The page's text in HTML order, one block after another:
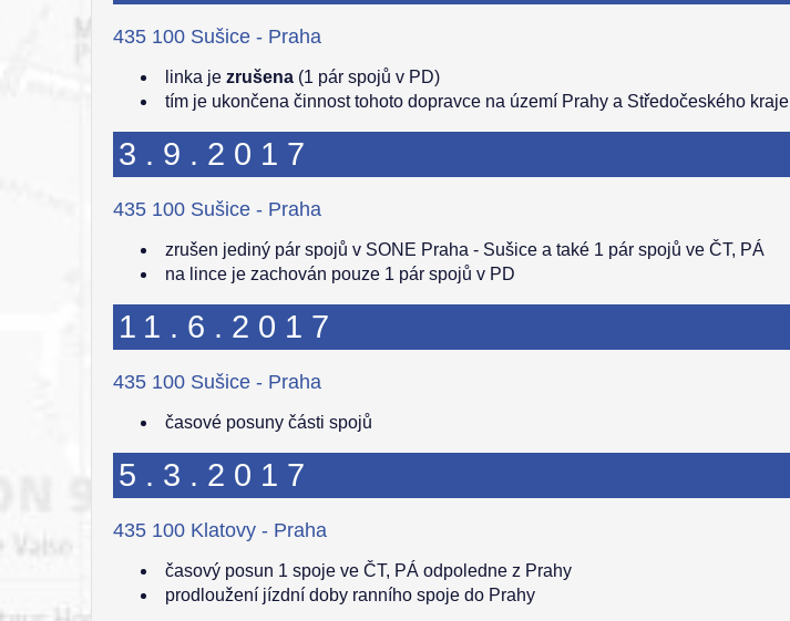
435 100 Sušice - Praha
linka jezrušena (1 pár spojů v PD)
tím je ukončena činnost tohoto dopravce na území Prahy a Středočeského kraje
3.9.2017
435 100 Sušice - Praha
zrušen jediný pár spojů v SONE Praha - Sušice a také 1 pár spojů ve ČT, PÁ
na lince je zachován pouze 1 pár spojů v PD
11.6.2017
435 100 Sušice - Praha
časové posuny části spojů
5.3.2017
435 100 Klatovy - Praha
časový posun 1 spoje ve ČT, PÁ odpoledne z Prahy
prodloužení jízdní doby ranního spoje do Prahy